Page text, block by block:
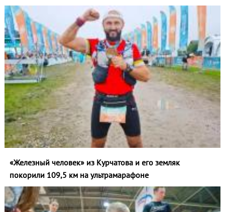
«Железный человек» из Курчатова и его земляк
покорили 109,5 км на ультрамарафоне